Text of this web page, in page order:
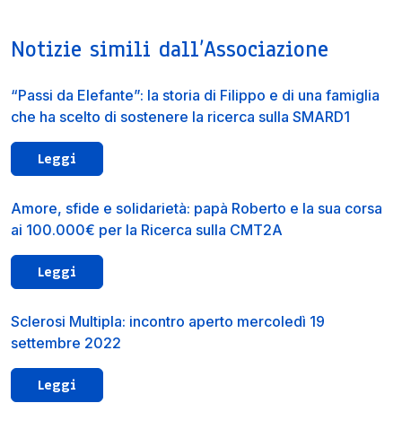
Notizie simili dall’Associazione
“Passi da Elefante”: la storia di Filippo e di una famiglia
che ha scelto di sostenere la ricerca sulla SMARD1
Leggi
Amore, sfide e solidarietà: papà Roberto e la sua corsa
ai 100.000€ per la Ricerca sulla CMT2A
Leggi
Sclerosi Multipla: incontro aperto mercoledì 19
settembre 2022
Leggi